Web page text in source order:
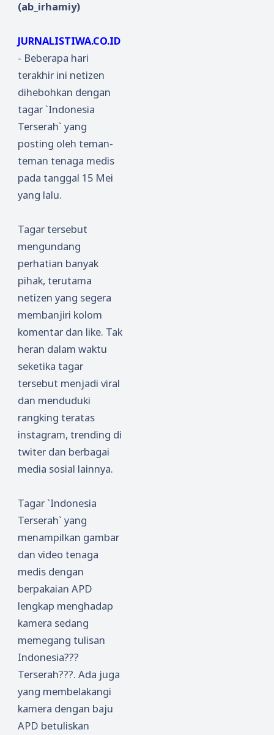
(ab_irhamiy)
JURNALISTIWA.CO.ID
- Beberapa hari
terakhir ini netizen
dihebohkan dengan
tagar `Indonesia
Terserah` yang
posting oleh teman-
teman tenaga medis
pada tanggal 15 Mei
yang lalu.
Tagar tersebut
mengundang
perhatian banyak
pihak, terutama
netizen yang segera
membanjiri kolom
komentar dan like. Tak
heran dalam waktu
seketika tagar
tersebut menjadi viral
dan menduduki
rangking teratas
instagram, trending di
twiter dan berbagai
media sosial lainnya.
Tagar `Indonesia
Terserah` yang
menampilkan gambar
dan video tenaga
medis dengan
berpakaian APD
lengkap menghadap
kamera sedang
memegang tulisan
Indonesia???
Terserah???. Ada juga
yang membelakangi
kamera dengan baju
APD betuliskan